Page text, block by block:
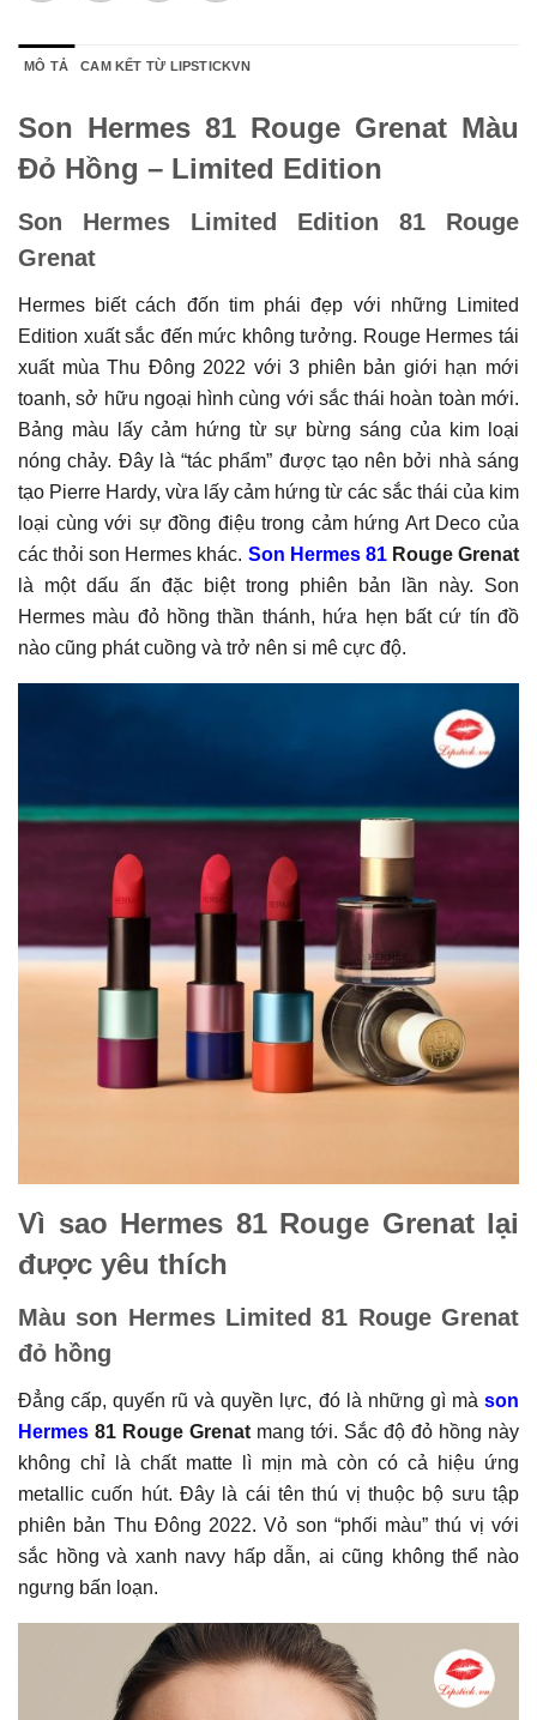
MÔ TẢ CAM KẾT TỪ LIPSTICKVN
Son Hermes 81 Rouge Grenat Màu
Đỏ Hồng – Limited Edition
Son Hermes Limited Edition 81 Rouge
Grenat
Hermes biết cách đốn tim phái đẹp với những Limited
Edition xuất sắc đến mức không tưởng. Rouge Hermes tái
xuất mùa Thu Đông 2022 với 3 phiên bản giới hạn mới
toanh, sở hữu ngoại hình cùng với sắc thái hoàn toàn mới.
Bảng màu lấy cảm hứng từ sự bừng sáng của kim loại
nóng chảy. Đây là “tác phẩm” được tạo nên bởi nhà sáng
tạo Pierre Hardy, vừa lấy cảm hứng từ các sắc thái của kim
loại cùng với sự đồng điệu trong cảm hứng Art Deco của
các thỏi son Hermes khác. Son Hermes 81Rouge Grenat
là một dấu ấn đặc biệt trong phiên bản lần này. Son
Hermes màu đỏ hồng thần thánh, hứa hẹn bất cứ tín đồ
nào cũng phát cuồng và trở nên si mê cực độ.
Vì sao Hermes 81 Rouge Grenat lại
được yêu thích
Màu son Hermes Limited 81 Rouge Grenat
đỏ hồng
Đẳng cấp, quyến rũ và quyền lực, đó là những gì mà son
Hermes 81 Rouge Grenat mang tới. Sắc độ đỏ hồng này
không chỉ là chất matte lì mịn mà còn có cả hiệu ứng
metallic cuốn hút. Đây là cái tên thú vị thuộc bộ sưu tập
phiên bản Thu Đông 2022. Vỏ son “phối màu” thú vị với
sắc hồng và xanh navy hấp dẫn, ai cũng không thể nào
ngưng bấn loạn.